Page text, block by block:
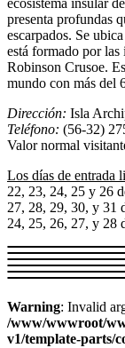
ecosistema insular
presenta profundas
escarpados. Se
está formado por
Robinson Crusoe.
mundo con más del
Dirección: Isla
Teléfono: (56-32)
Valor normal
Los días de entrada
22, 23, 24, 25 y 26
27, 28, 29, 30, y 31
24, 25, 26, 27, y 28
Warning: Invalid
/www/wwwroot/
v1/template-parts/